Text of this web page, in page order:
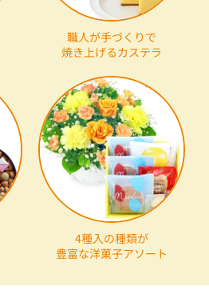
職人が手づくりで
焼き上げるカステラ
4種入の種類が
豊富な洋菓子アソート